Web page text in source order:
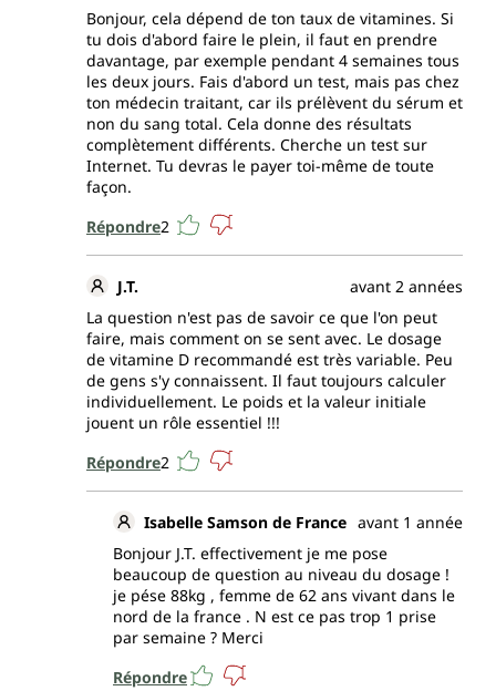
Bonjour, cela dépend de ton taux de vitamines. Si
tu dois d'abord faire le plein, il faut en prendre
davantage, par exemple pendant 4 semaines tous
les deux jours. Fais d'abord un test, mais pas chez
ton médecin traitant, car ils prélèvent du sérum et
non du sang total. Cela donne des résultats
complètement différents. Cherche un test sur
Internet. Tu devras le payer toi-même de toute
façon.
Répondre2
J.T.
avant 2 années
La question n'est pas de savoir ce que l'on peut
faire, mais comment on se sent avec. Le dosage
de vitamine D recommandé est très variable. Peu
de gens s'y connaissent. Il faut toujours calculer
individuellement. Le poids et la valeur initiale
jouent un rôle essentiel !!!
Répondre2
Isabelle Samson de France avant 1 année
Bonjour J.T. effectivement je me pose
beaucoup de question au niveau du dosage !
je pése 88kg , femme de 62 ans vivant dans le
nord de la france . N est ce pas trop 1 prise
par semaine ? Merci
Répondre